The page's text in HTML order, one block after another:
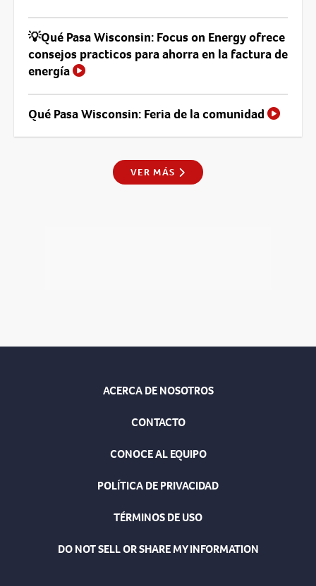
💡Qué Pasa Wisconsin: Focus on Energy ofrece
consejos practicos para ahorra en la factura de
energía
Qué Pasa Wisconsin: Feria de la comunidad
VER MÁS
ACERCA DE NOSOTROS
CONTACTO
CONOCE AL EQUIPO
POLÍTICA DE PRIVACIDAD
TÉRMINOS DE USO
DO NOT SELL OR SHARE MY INFORMATION